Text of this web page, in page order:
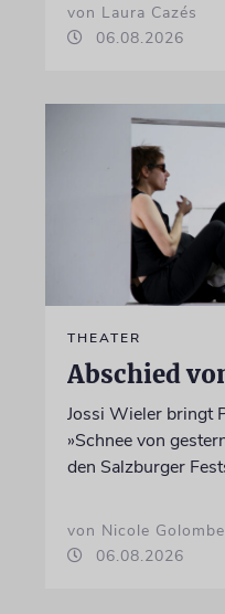
von Laura Cazés
06.08.2026
THEATER
Abschied
Jossi Wieler bringt
»Schnee von
den Salzburger
von Nicole
06.08.2026